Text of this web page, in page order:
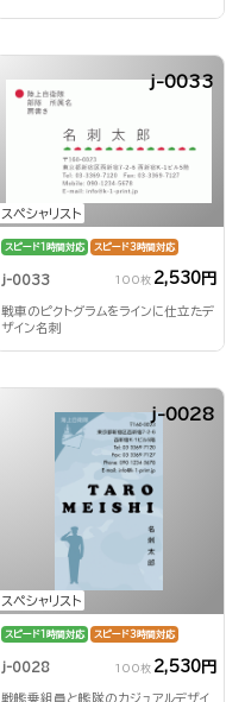
スペシャリスト
j-0033
スピード1時間対応 スピード3時間対応
j-0033 100枚 2,530円
戦車のピクトグラムをラインに仕立たデ
ザイン名刺
スペシャリスト
j-0028
スピード1時間対応 スピード3時間対応
j-0028 100枚 2,530円
戦艦乗組員と艦隊のカジュアルデザイ